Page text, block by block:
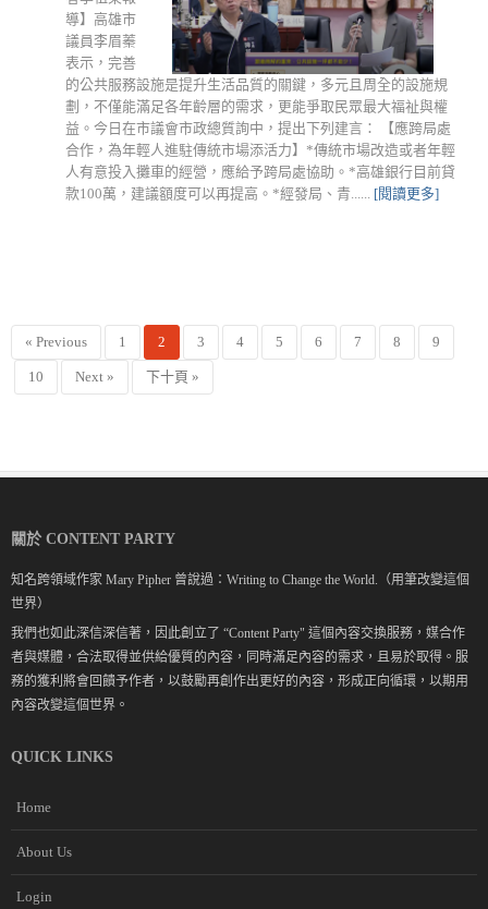
導】高雄市
議員李眉蓁
表示，完善
的公共服務設施是提升生活品質的關鍵，多元且周全的設施規
劃，不僅能滿足各年齡層的需求，更能爭取民眾最大福祉與權
益。今日在市議會市政總質詢中，提出下列建言： 【應跨局處
合作，為年輕人進駐傳統市場添活力】*傳統市場改造或者年輕
人有意投入攤車的經營，應給予跨局處協助。*高雄銀行目前貸
款100萬，建議額度可以再提高。*經發局、青...... [閱讀更多]
« Previous 1 2 3 4 5 6 7 8 9
10 Next » 下十頁 »
關於 CONTENT PARTY
知名跨領域作家 Mary Pipher 曾說過：Writing to Change the World.（用筆改變這個
世界）
我們也如此深信深信著，因此創立了 “Content Party" 這個內容交換服務，媒合作
者與媒體，合法取得並供給優質的內容，同時滿足內容的需求，且易於取得。服
務的獲利將會回饋予作者，以鼓勵再創作出更好的內容，形成正向循環，以期用
內容改變這個世界。
QUICK LINKS
Home
About Us
Login